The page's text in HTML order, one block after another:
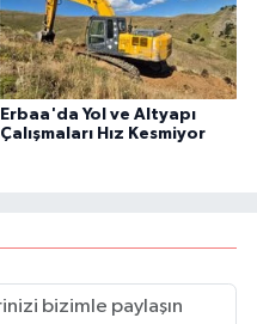
Erbaa'da Yol ve Altyapı
Çalışmaları Hız Kesmiyor